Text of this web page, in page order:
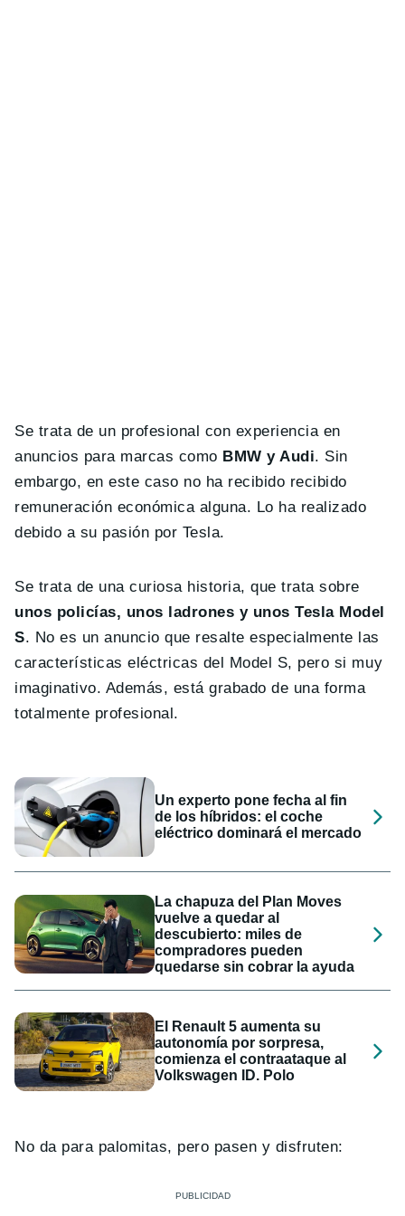
Se trata de un profesional con experiencia en
anuncios para marcas como BMW y Audi. Sin
embargo, en este caso no ha recibido recibido
remuneración económica alguna. Lo ha realizado
debido a su pasión por Tesla.
Se trata de una curiosa historia, que trata sobre
unos policías, unos ladrones y unos Tesla Model
S. No es un anuncio que resalte especialmente las
características eléctricas del Model S, pero si muy
imaginativo. Además, está grabado de una forma
totalmente profesional.
Un experto pone fecha al fin
de los híbridos: el coche
eléctrico dominará el mercado
La chapuza del Plan Moves
vuelve a quedar al
descubierto: miles de
compradores pueden
quedarse sin cobrar la ayuda
El Renault 5 aumenta su
autonomía por sorpresa,
comienza el contraataque al
Volkswagen ID. Polo
No da para palomitas, pero pasen y disfruten: